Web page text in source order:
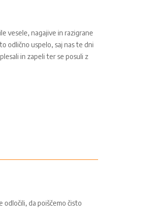
vesele, nagajive in razigrane
odlično uspelo, saj nas te dni
in zapeli ter se posuli z
odločili, da poiščemo čisto